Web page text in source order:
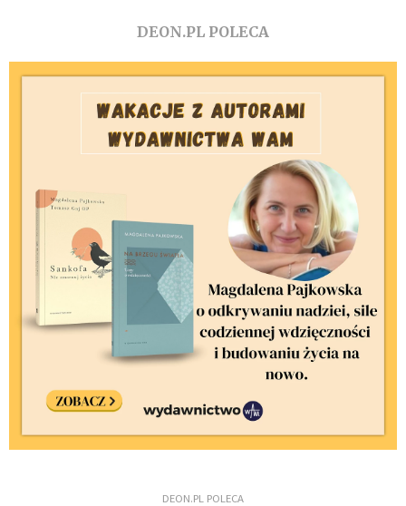
DEON.PL POLECA
DEON.PL POLECA